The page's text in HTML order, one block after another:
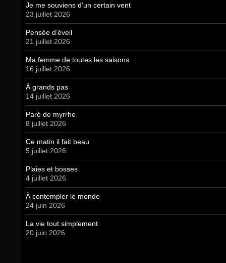
Je me souviens d’un certain vent
23 juillet 2026
Pensée d’éveil
21 juillet 2026
Ma femme de toutes les saisons
16 juillet 2026
À grands pas
14 juillet 2026
Paré de myrrhe
8 juillet 2026
Ce matin il fait beau
5 juillet 2026
Plaies et bosses
4 juillet 2026
À contempler le monde
24 juin 2026
La vie tout simplement
20 juin 2026